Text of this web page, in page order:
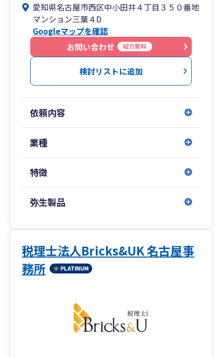
我々は膨大なデータの中から、お客様のビジネス
を成功に導くためのヒントを抽出し、適時にかつ
適切な方法で提供することで、お客様の更なる発
展に貢献致します。
愛知県名古屋市西区中小田井４丁目３５０番地
マンション三葉４D
Googleマップを確認
お問い合わせ
紹介無料
検討リストに追加
依頼内容
業種
特徴
弥生製品
税理士法人Bricks&UK 名古屋事
務所